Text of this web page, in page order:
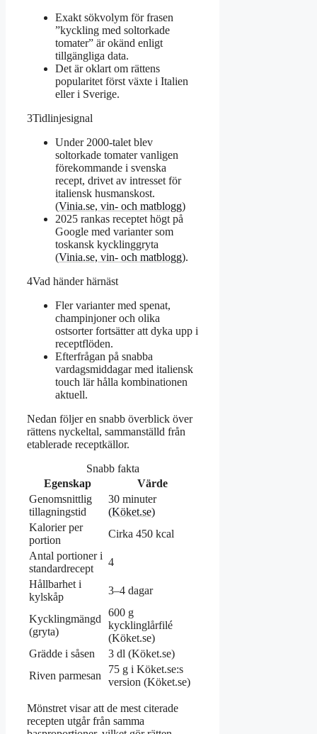
Exakt sökvolym för frasen
”kyckling med soltorkade
tomater” är okänd enligt
tillgängliga data.
Det är oklart om rättens
popularitet först växte i Italien
eller i Sverige.
3Tidlinjesignal
Under 2000-talet blev
soltorkade tomater vanligen
förekommande i svenska
recept, drivet av intresset för
italiensk husmanskost.
(Vinia.se, vin- och matblogg)
2025 rankas receptet högt på
Google med varianter som
toskansk kycklinggryta
(Vinia.se, vin- och matblogg).
4Vad händer härnäst
Fler varianter med spenat,
champinjoner och olika
ostsorter fortsätter att dyka upp i
receptflöden.
Efterfrågan på snabba
vardagsmiddagar med italiensk
touch lär hålla kombinationen
aktuell.
Nedan följer en snabb överblick över
rättens nyckeltal, sammanställd från
etablerade receptkällor.
Snabb fakta
Egenskap
Värde
Genomsnittlig
tillagningstid
30 minuter
(Köket.se)
Kalorier per
portion
Cirka 450 kcal
Antal portioner i
standardrecept
4
Hållbarhet i
kylskåp
3–4 dagar
Kycklingmängd
(gryta)
600 g
kycklinglårfilé
(Köket.se)
Grädde i såsen
3 dl (Köket.se)
Riven parmesan
75 g i Köket.se:s
version (Köket.se)
Mönstret visar att de mest citerade
recepten utgår från samma